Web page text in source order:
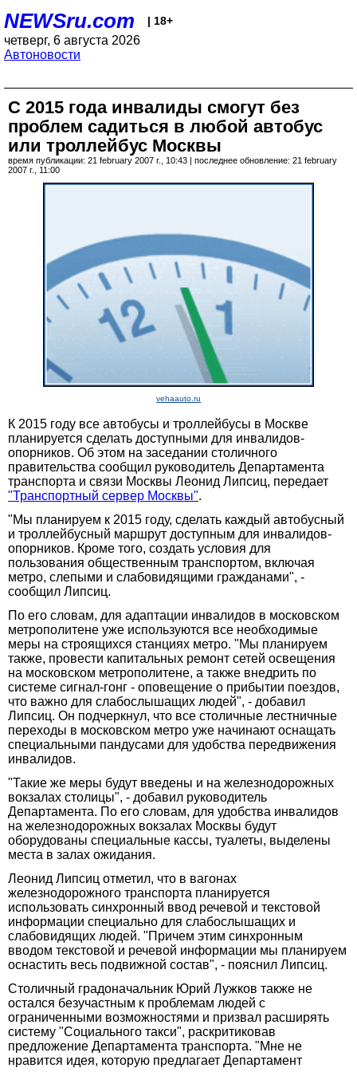
NEWSru.com | 18+
четверг, 6 августа 2026
Автоновости
С 2015 года инвалиды смогут без
проблем садиться в любой автобус
или троллейбус Москвы
время публикации: 21 february 2007 г., 10:43 | последнее обновление: 21 february
2007 г., 11:00
vehaauto.ru
К 2015 году все автобусы и троллейбусы в Москве
планируется сделать доступными для инвалидов-
опорников. Об этом на заседании столичного
правительства сообщил руководитель Департамента
транспорта и связи Москвы Леонид Липсиц, передает
"Транспортный сервер Москвы".
"Мы планируем к 2015 году, сделать каждый автобусный
и троллейбусный маршрут доступным для инвалидов-
опорников. Кроме того, создать условия для
пользования общественным транспортом, включая
метро, слепыми и слабовидящими гражданами", -
сообщил Липсиц.
По его словам, для адаптации инвалидов в московском
метрополитене уже используются все необходимые
меры на строящихся станциях метро. "Мы планируем
также, провести капитальных ремонт сетей освещения
на московском метрополитене, а также внедрить по
системе сигнал-гонг - оповещение о прибытии поездов,
что важно для слабослышащих людей", - добавил
Липсиц. Он подчеркнул, что все столичные лестничные
переходы в московском метро уже начинают оснащать
специальными пандусами для удобства передвижения
инвалидов.
"Такие же меры будут введены и на железнодорожных
вокзалах столицы", - добавил руководитель
Департамента. По его словам, для удобства инвалидов
на железнодорожных вокзалах Москвы будут
оборудованы специальные кассы, туалеты, выделены
места в залах ожидания.
Леонид Липсиц отметил, что в вагонах
железнодорожного транспорта планируется
использовать синхронный ввод речевой и текстовой
информации специально для слабослышащих и
слабовидящих людей. "Причем этим синхронным
вводом текстовой и речевой информации мы планируем
оснастить весь подвижной состав", - пояснил Липсиц.
Столичный градоначальник Юрий Лужков также не
остался безучастным к проблемам людей с
ограниченными возможностями и призвал расширять
систему "Социального такси", раскритиковав
предложение Департамента транспорта. "Мне не
нравится идея, которую предлагает Департамент